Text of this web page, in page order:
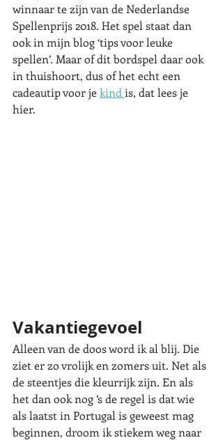
winnaar te zijn van de Nederlandse
Spellenprijs 2018. Het spel staat dan
ook in mijn blog ‘tips voor leuke
spellen’. Maar of dit bordspel daar ook
in thuishoort, dus of het echt een
cadeautip voor je kind is, dat lees je
hier.
Vakantiegevoel
Alleen van de doos word ik al blij. Die
ziet er zo vrolijk en zomers uit. Net als
de steentjes die kleurrijk zijn. En als
het dan ook nog ’s de regel is dat wie
als laatst in Portugal is geweest mag
beginnen, droom ik stiekem weg naar